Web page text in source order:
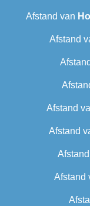
Afstand van
Afstand
Afstand
Afstand
Afstand